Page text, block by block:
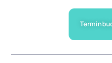
Termin